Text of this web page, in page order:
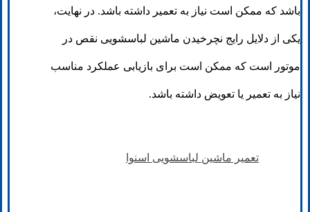
باشد که ممکن است نیاز به تعمیر داشته باشد. در نهایت،
یکی از دلایل رایج نچرخیدن ماشین لباسشویی نقص در
موتور است که ممکن است برای بازیابی عملکرد مناسب
نیاز به تعمیر یا تعویض داشته باشد.
تعمیر ماشین لباسشویی اسنوا